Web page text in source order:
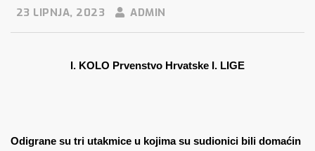
23 LIPNJA, 2023 ADMIN
I. KOLO Prvenstvo Hrvatske I. LIGE
Odigrane su tri utakmice u kojima su sudionici bili domaćin